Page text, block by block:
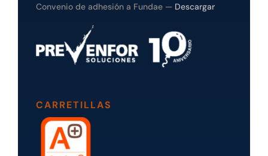
Convenio de adhesión a Fundae — Descargar
CARRETILLAS